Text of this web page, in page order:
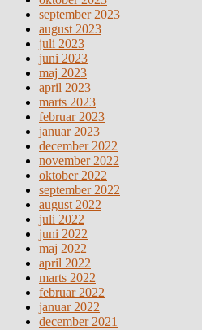
september 2023
august 2023
juli 2023
juni 2023
maj 2023
april 2023
marts 2023
februar 2023
januar 2023
december 2022
november 2022
oktober 2022
september 2022
august 2022
juli 2022
juni 2022
maj 2022
april 2022
marts 2022
februar 2022
januar 2022
december 2021